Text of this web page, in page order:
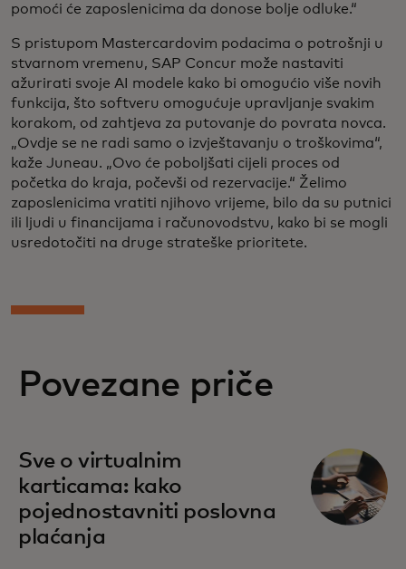
pomoći će zaposlenicima da donose bolje odluke.“
S pristupom Mastercardovim podacima o potrošnji u
stvarnom vremenu, SAP Concur može nastaviti
ažurirati svoje AI modele kako bi omogućio više novih
funkcija, što softveru omogućuje upravljanje svakim
korakom, od zahtjeva za putovanje do povrata novca.
„Ovdje se ne radi samo o izvještavanju o troškovima“,
kaže Juneau. „Ovo će poboljšati cijeli proces od
početka do kraja, počevši od rezervacije.“ Želimo
zaposlenicima vratiti njihovo vrijeme, bilo da su putnici
ili ljudi u financijama i računovodstvu, kako bi se mogli
usredotočiti na druge strateške prioritete.
Povezane priče
Sve o virtualnim
karticama: kako
pojednostavniti poslovna
plaćanja